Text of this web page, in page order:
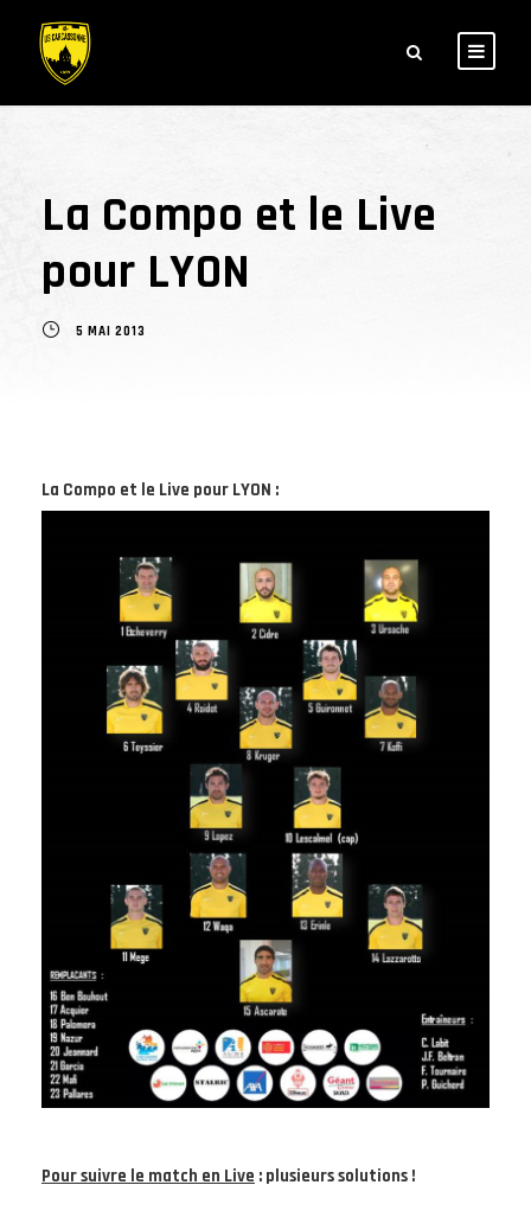
La Compo et le Live
pour LYON
5 MAI 2013
La Compo et le Live pour LYON :
Pour suivre le match en Live : plusieurs solutions !